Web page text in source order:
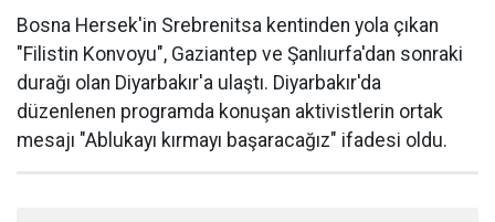
Bosna Hersek'in Srebrenitsa kentinden yola çıkan
"Filistin Konvoyu", Gaziantep ve Şanlıurfa'dan sonraki
durağı olan Diyarbakır'a ulaştı. Diyarbakır'da
düzenlenen programda konuşan aktivistlerin ortak
mesajı "Ablukayı kırmayı başaracağız" ifadesi oldu.